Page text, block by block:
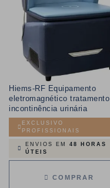
Hiems-RF Equipamento
eletromagnético tratamento
incontinência urinária
EXCLUSIVO
PROFISSIONAIS
ENVIOS EM 48 HORAS
ÚTEIS
COMPRAR